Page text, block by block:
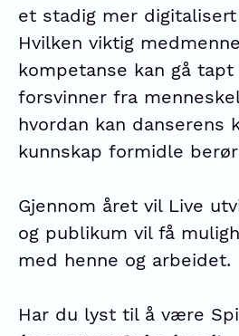
et stadig mer
Hvilken viktig
kompetanse kan gå
forsvinner fra
hvordan kan danserens
kunnskap formidle
Gjennom året vil Live
og publikum vil få
med henne og arbeidet.
Har du lyst til å være